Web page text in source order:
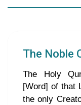
The Noble
The Holy
[Word] of that
the only